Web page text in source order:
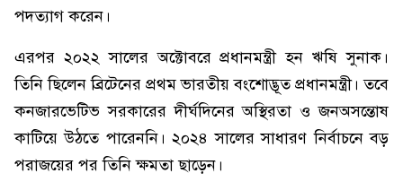
পদত্যাগ করেন।
এরপর ২০২২ সালের অক্টোবরে প্রধানমন্ত্রী হন ঋষি সুনাক।
তিনি ছিলেন ব্রিটেনের প্রথম ভারতীয় বংশোদ্ভূত প্রধানমন্ত্রী। তবে
কনজারভেটিভ সরকারের দীর্ঘদিনের অস্থিরতা ও জনঅসন্তোষ
কাটিয়ে উঠতে পারেননি। ২০২৪ সালের সাধারণ নির্বাচনে বড়
পরাজয়ের পর তিনি ক্ষমতা ছাড়েন।